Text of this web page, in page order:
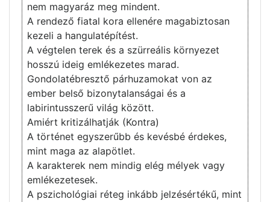
nem magyaráz meg mindent.
A rendező fiatal kora ellenére magabiztosan
kezeli a hangulatépítést.
A végtelen terek és a szürreális környezet
hosszú ideig emlékezetes marad.
Gondolatébresztő párhuzamokat von az
ember belső bizonytalanságai és a
labirintusszerű világ között.
Amiért kritizálhatják (Kontra)
A történet egyszerűbb és kevésbé érdekes,
mint maga az alapötlet.
A karakterek nem mindig elég mélyek vagy
emlékezetesek.
A pszichológiai réteg inkább jelzésértékű, mint